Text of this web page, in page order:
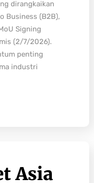
dirangkaikan
Business (B2B),
Signing
(2/7/2026).
penting
industri
Asia